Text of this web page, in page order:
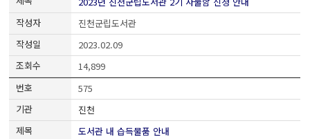
진천군립도서관
2023.02.09
14,899
575
진천
도서관 내 습득물품 안내